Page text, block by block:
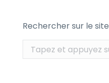
Rechercher sur le site
Recherche
: